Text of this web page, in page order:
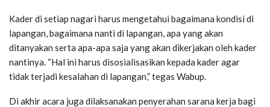
Kader di setiap nagari harus mengetahui bagaimana kondisi di
lapangan, bagaimana nanti di lapangan, apa yang akan
ditanyakan serta apa-apa saja yang akan dikerjakan oleh kader
nantinya. “Hal ini harus disosialisasikan kepada kader agar
tidak terjadi kesalahan di lapangan,” tegas Wabup.
Di akhir acara juga dilaksanakan penyerahan sarana kerja bagi